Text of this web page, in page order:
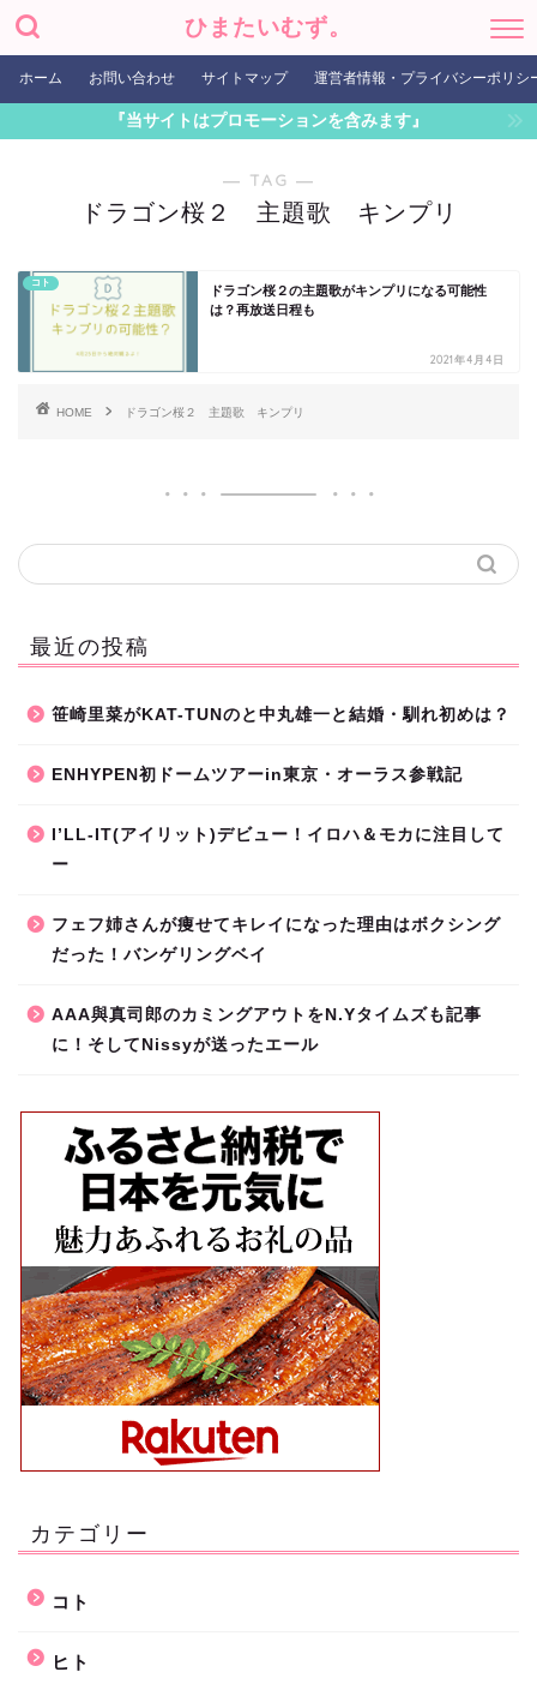
ひまたいむず。
ホーム お問い合わせ サイトマップ 運営者情報・プライバシーポリシ
『当サイトはプロモーションを含みます』
― TAG ―
ドラゴン桜２ 主題歌 キンプリ
コト
ドラゴン桜２の主題歌がキンプリになる可能性
は？再放送日程も
2021年4月4日
HOME ドラゴン桜２ 主題歌 キンプリ
最近の投稿
笹崎里菜がKAT-TUNのと中丸雄一と結婚・馴れ初めは？
ENHYPEN初ドームツアーin東京・オーラス参戦記
I’LL-IT(アイリット)デビュー！イロハ＆モカに注目して
ー
フェフ姉さんが痩せてキレイになった理由はボクシング
だった！バンゲリングベイ
AAA與真司郎のカミングアウトをN.Yタイムズも記事
に！そしてNissyが送ったエール
カテゴリー
コト
ヒト